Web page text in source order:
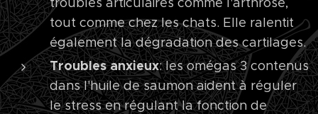
tout comme chez les chats. Elle ralentit
également la dégradation des cartilages.
Troubles anxieux: les omégas 3 contenus
dans l'huile de saumon aident à réguler
le stress en régulant la fonction de